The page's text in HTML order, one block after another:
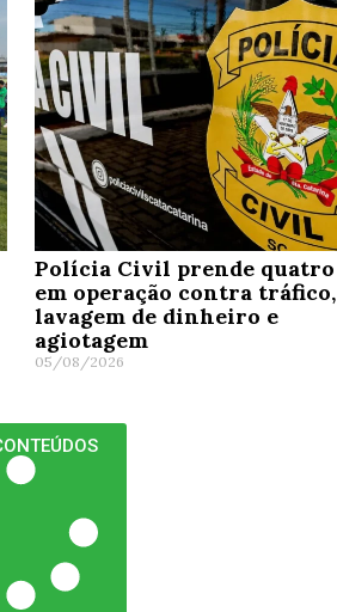
Polícia Civil prende quatro
em operação contra tráfico,
lavagem de dinheiro e
agiotagem
05/08/2026